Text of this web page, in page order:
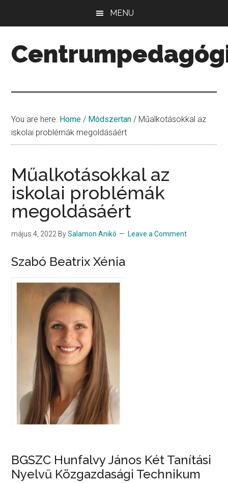
content
sidebar
sidebar
MENU
You are here: Home / Módszertan / Műalkotásokkal az
iskolai problémák megoldásáért
Műalkotásokkal az
iskolai problémák
megoldásáért
május 4, 2022 BySalamon Anikó Leave a Comment
Szabó Beatrix Xénia
BGSZC Hunfalvy János Két Tanítási
Nyelvű Közgazdasági Technikum